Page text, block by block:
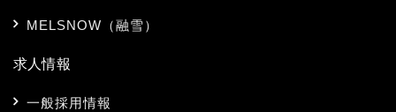
MELSNOW（融雪）
求人情報
一般採用情報